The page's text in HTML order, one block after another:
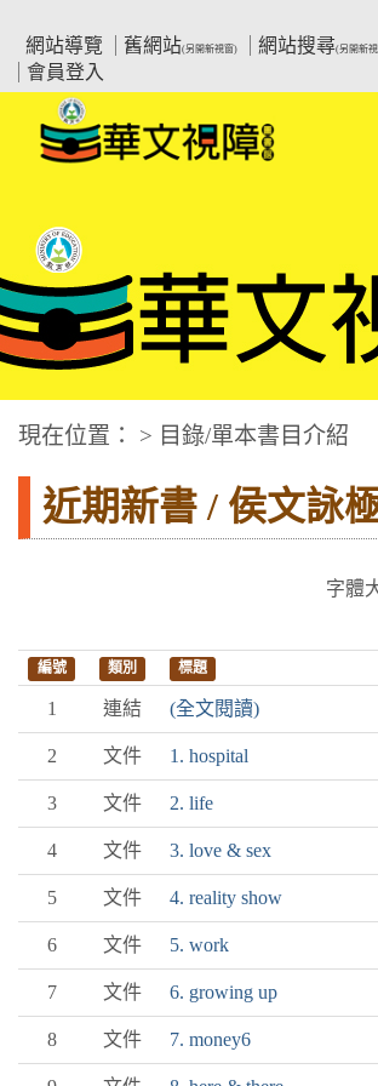
要
網站導覽
舊網站(另開新視窗) 網站搜尋(另開新
會員登入
:::中央區塊
華文視障電子圖書網
現在位置： > 目錄/單本書目介紹
近期新書 / 侯文詠
字體
編號 類別 標題
1 連結 (全文閱讀)
2 文件 1. hospital
3 文件 2. life
4 文件 3. love & sex
5 文件 4. reality show
6 文件 5. work
7 文件 6. growing up
8 文件 7. money6